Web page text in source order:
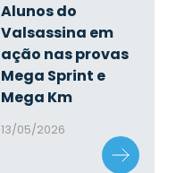
Alunos do
Valsassina em
ação nas provas
Mega Sprint e
Mega Km
13/05/2026